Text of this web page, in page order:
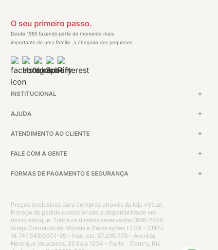
O seu primeiro passo.
Desde 1985 fazendo parte do momento mais
importante de uma família: a chegada dos pequenos.
INSTITUCIONAL
AJUDA
ATENDIMENTO AO CLIENTE
FALE COM A GENTE
FORMAS DE PAGAMENTO E SEGURANÇA
Preços exclusivos para compras através da loja virtual.
Entrega do pedido condicionada a disponibilidade em
nosso estoque. Todos os direitos reservados 1996-2020
Ginga Comércio de Móveis e Decorações LTDA - CNPJ:
14.747.549/0001-59 - Insc. est: 87.290.778 - Avenida
Henrique Valadares, 23 Sala 1204 - Parte - Centro, Rio